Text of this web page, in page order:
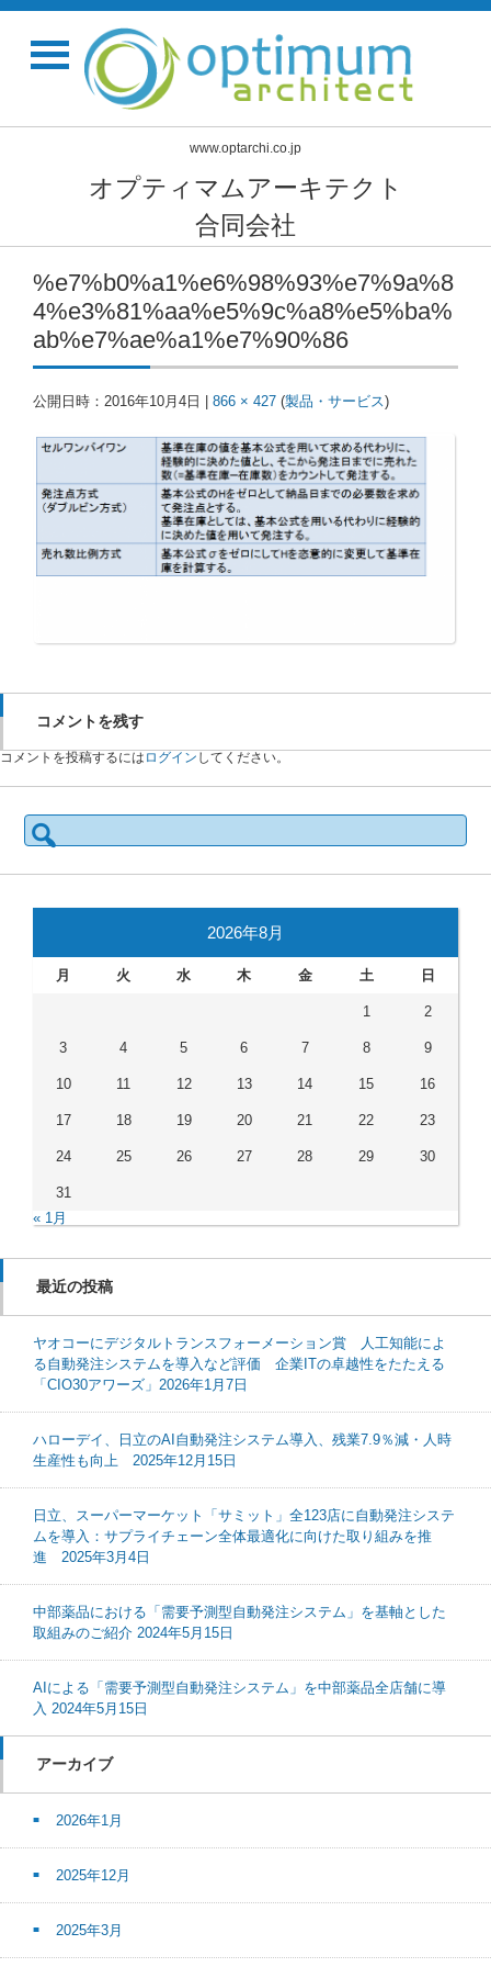
www.optarchi.co.jp
オプティマムアーキテクト
合同会社
%e7%b0%a1%e6%98%93%e7%9a%8
4%e3%81%aa%e5%9c%a8%e5%ba%
ab%e7%ae%a1%e7%90%86
公開日時： 2016年10月4日 866 × 427 (製品・サービス)
コメントを残す
コメントを投稿するには ログイン してください。
検
索:
2026年8月
月 火 水 木 金 土 日
1 2
3 4 5 6 7 8 9
10 11 12 13 14 15 16
17 18 19 20 21 22 23
24 25 26 27 28 29 30
31
« 1月
最近の投稿
ヤオコーにデジタルトランスフォーメーション賞 人工知能によ
る自動発注システムを導入など評価 企業ITの卓越性をたたえる
「CIO30アワーズ」2026年1月7日
ハローデイ、日立のAI自動発注システム導入、残業7.9％減・人時
生産性も向上 2025年12月15日
日立、スーパーマーケット「サミット」全123店に自動発注システ
ムを導入：サプライチェーン全体最適化に向けた取り組みを推
進 2025年3月4日
中部薬品における「需要予測型自動発注システム」を基軸とした
取組みのご紹介 2024年5月15日
AIによる「需要予測型自動発注システム」を中部薬品全店舗に導
入 2024年5月15日
アーカイブ
2026年1月
2025年12月
2025年3月